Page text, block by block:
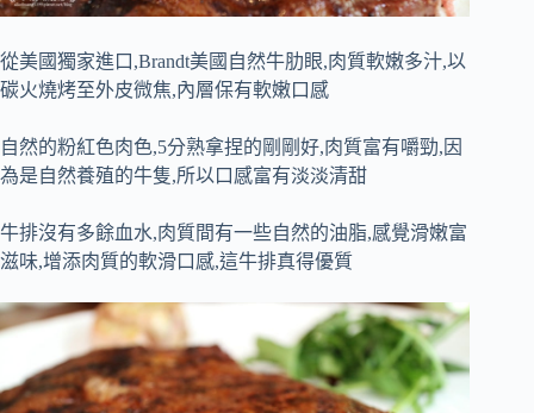
從美國獨家進口,Brandt美國自然牛肋眼,肉質軟嫩多汁,以
碳火燒烤至外皮微焦,內層保有軟嫩口感
自然的粉紅色肉色,5分熟拿捏的剛剛好,肉質富有嚼勁,因
為是自然養殖的牛隻,所以口感富有淡淡清甜
牛排沒有多餘血水,肉質間有一些自然的油脂,感覺滑嫩富
滋味,增添肉質的軟滑口感,這牛排真得優質